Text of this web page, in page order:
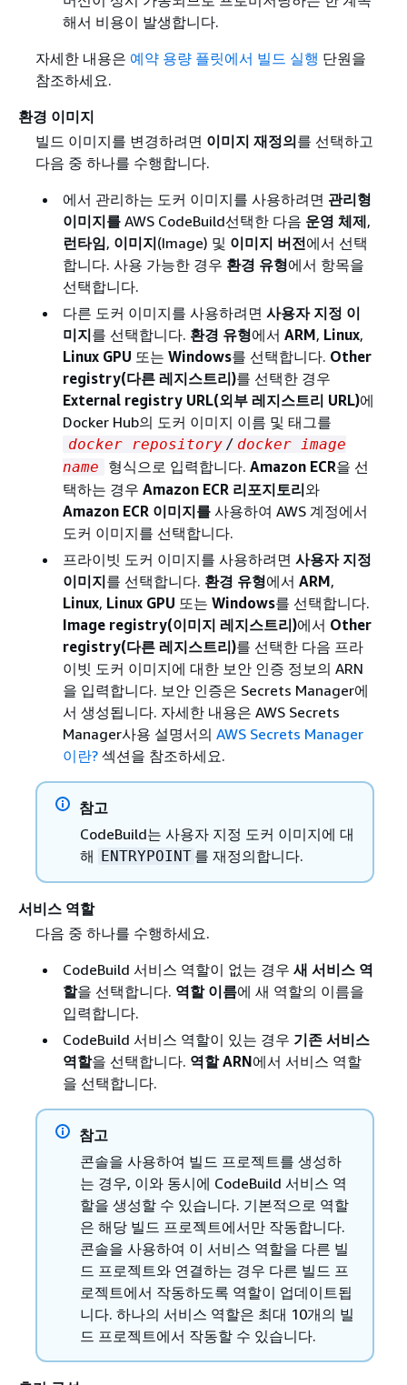
해서 비용이 발생합니다.
자세한 내용은 예약 용량 플릿에서 빌드 실행 단원을
참조하세요.
환경 이미지
빌드 이미지를 변경하려면 이미지 재정의를 선택하고
다음 중 하나를 수행합니다.
에서 관리하는 도커 이미지를 사용하려면 관리형
이미지를AWS CodeBuild선택한 다음 운영 체제,
런타임, 이미지(Image) 및 이미지 버전에서 선택
합니다. 사용 가능한 경우 환경 유형에서 항목을
선택합니다.
다른 도커 이미지를 사용하려면 사용자 지정 이
미지를 선택합니다. 환경 유형에서 ARM, Linux,
Linux GPU 또는 Windows를 선택합니다. Other
registry(다른 레지스트리)를 선택한 경우
External registry URL(외부 레지스트리 URL)에
Docker Hub의 도커 이미지 이름 및 태그를
docker repository / docker image
name
형식으로 입력합니다. Amazon ECR을 선
택하는 경우 Amazon ECR 리포지토리와
Amazon ECR 이미지를사용하여 AWS 계정에서
도커 이미지를 선택합니다.
프라이빗 도커 이미지를 사용하려면 사용자 지정
이미지를 선택합니다. 환경 유형에서 ARM,
Linux, Linux GPU 또는 Windows를 선택합니다.
Image registry(이미지 레지스트리)에서 Other
registry(다른 레지스트리)를 선택한 다음 프라
이빗 도커 이미지에 대한 보안 인증 정보의 ARN
을 입력합니다. 보안 인증은 Secrets Manager에
서 생성됩니다. 자세한 내용은 AWS Secrets
Manager사용 설명서의 AWS Secrets Manager
이란?섹션을 참조하세요.
참고
CodeBuild는 사용자 지정 도커 이미지에 대
해 ENTRYPOINT 를 재정의합니다.
서비스 역할
다음 중 하나를 수행하세요.
CodeBuild 서비스 역할이 없는 경우 새 서비스 역
할을 선택합니다. 역할 이름에 새 역할의 이름을
입력합니다.
CodeBuild 서비스 역할이 있는 경우 기존 서비스
역할을 선택합니다. 역할 ARN에서 서비스 역할
을 선택합니다.
참고
콘솔을 사용하여 빌드 프로젝트를 생성하
는 경우, 이와 동시에 CodeBuild 서비스 역
할을 생성할 수 있습니다. 기본적으로 역할
은 해당 빌드 프로젝트에서만 작동합니다.
콘솔을 사용하여 이 서비스 역할을 다른 빌
드 프로젝트와 연결하는 경우 다른 빌드 프
로젝트에서 작동하도록 역할이 업데이트됩
니다. 하나의 서비스 역할은 최대 10개의 빌
드 프로젝트에서 작동할 수 있습니다.